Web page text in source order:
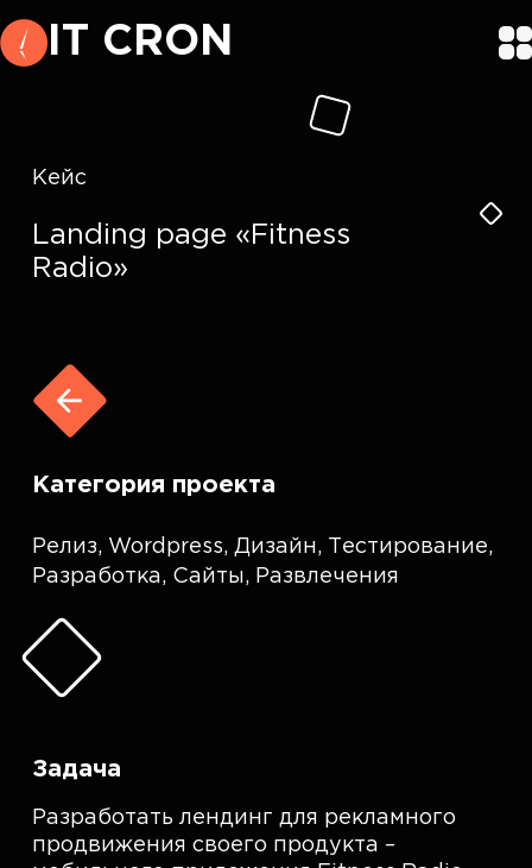
IT CRON
Кейс
Landing page «Fitness
Radio»
Категория проекта
Релиз, Wordpress, Дизайн, Тестирование,
Разработка, Сайты, Развлечения
Задача
Разработать лендинг для рекламного
продвижения своего продукта –